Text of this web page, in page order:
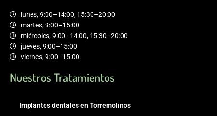
lunes, 9:00–14:00, 15:30–20:00
martes, 9:00–15:00
miércoles, 9:00–14:00, 15:30–20:00
jueves, 9:00–15:00
viernes, 9:00–15:00
Nuestros Tratamientos
Implantes dentales en Torremolinos